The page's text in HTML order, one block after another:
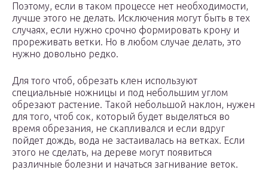
Поэтому, если в таком процессе нет необходимости,
лучше этого не делать. Исключения могут быть в тех
случаях, если нужно срочно формировать крону и
прореживать ветки. Но в любом случае делать, это
нужно довольно редко.
Для того чтоб, обрезать клен используют
специальные ножницы и под небольшим углом
обрезают растение. Такой небольшой наклон, нужен
для того, чтоб сок, который будет выделяться во
время обрезания, не скапливался и если вдруг
пойдет дождь, вода не застаивалась на ветках. Если
этого не сделать, на дереве могут появиться
различные болезни и начаться загнивание веток.